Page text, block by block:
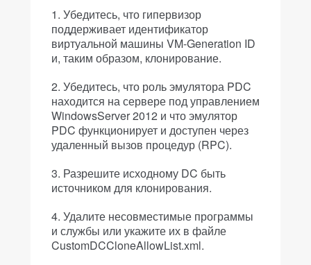
Убедитесь, что гипервизор
поддерживает идентификатор
виртуальной машины VM-Generation ID
и, таким образом, клонирование.
Убедитесь, что роль эмулятора PDC
находится на сервере под управлением
WindowsServer 2012 и что эмулятор
PDC функционирует и доступен через
удаленный вызов процедур (RPC).
Разрешите исходному DC быть
источником для клонирования.
Удалите несовместимые программы
и службы или укажите их в файле
CustomDCCloneAllowList.xml.